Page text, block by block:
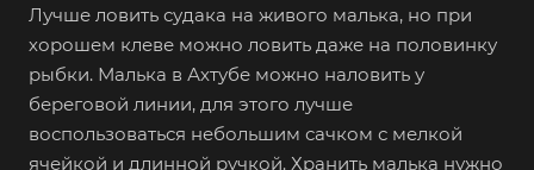
Лучше ловить судака на живого малька, но при
хорошем клеве можно ловить даже на половинку
рыбки. Малька в Ахтубе можно наловить у
береговой линии, для этого лучше
воспользоваться небольшим сачком с мелкой
ячейкой и длинной ручкой. Хранить малька нужно